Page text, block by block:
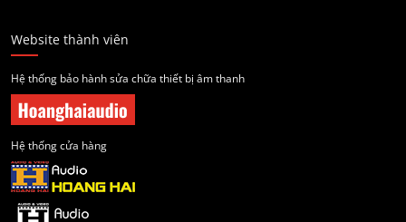
Website thành viên
Hệ thống bảo hành sửa chữa thiết bị âm thanh
Hệ thống cửa hàng